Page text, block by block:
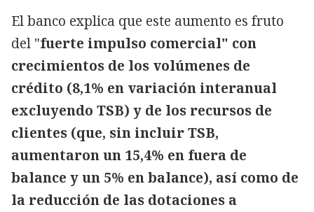
El banco explica que este aumento es fruto
del "fuerte impulso comercial" con
crecimientos de los volúmenes de
crédito (8,1% en variación interanual
excluyendo TSB) y de los recursos de
clientes (que, sin incluir TSB,
aumentaron un 15,4% en fuera de
balance y un 5% en balance), así como de
la reducción de las dotaciones a